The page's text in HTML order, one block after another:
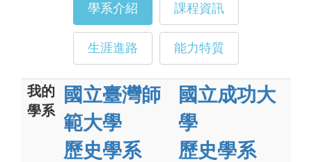
學系介紹 課程資訊
生涯進路 能力特質
我的
學系
國立臺灣師
範大學
歷史學系
國立成功大
學
歷史學系